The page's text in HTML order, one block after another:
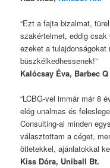
“Ezt a fajta bizalmat,
szakértelmet, eddig
ezeket a
büszkélkedhessenek!”
Kalócsay Éva, Barbec
“LCBG-vel immár már 8
elég unalmas és
Consulting-al minden
választottam a céget,
ötletekkel, ajánlatokkal
Kiss Dóra, Uniball Bt.